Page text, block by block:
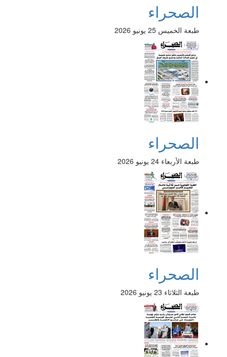
الصحراء
طبعة الخميس 25 يونيو 2026
الصحراء
طبعة الأربعاء 24 يونيو 2026
الصحراء
طبعة الثلاثاء 23 يونيو 2026